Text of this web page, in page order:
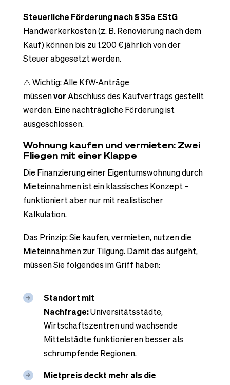
Steuerliche Förderung nach § 35a EStG
Handwerkerkosten (z. B. Renovierung nach dem
Kauf) können bis zu 1.200 € jährlich von der
Steuer abgesetzt werden.
⚠️ Wichtig: Alle KfW-Anträge
müssenvorAbschluss des Kaufvertrags gestellt
werden. Eine nachträgliche Förderung ist
ausgeschlossen.
Wohnung kaufen und vermieten: Zwei
Fliegen mit einer Klappe
Die Finanzierung einer Eigentumswohnung durch
Mieteinnahmen ist ein klassisches Konzept –
funktioniert aber nur mit realistischer
Kalkulation.
Das Prinzip: Sie kaufen, vermieten, nutzen die
Mieteinnahmen zur Tilgung. Damit das aufgeht,
müssen Sie folgendes im Griff haben:
Standort mit
Nachfrage:Universitätsstädte,
Wirtschaftszentren und wachsende
Mittelstädte funktionieren besser als
schrumpfende Regionen.
Mietpreis deckt mehr als die